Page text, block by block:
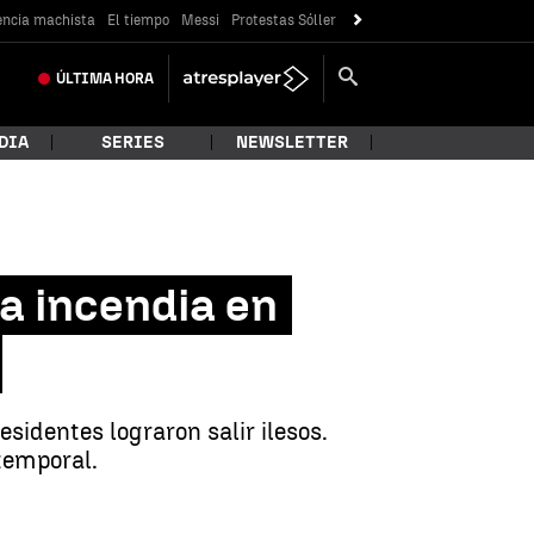
machista El tiempo Messi Protestas Sóller
ÚLTIMA HORA
SERIES NEWSLETTER
incendia en
lograron salir ilesos.